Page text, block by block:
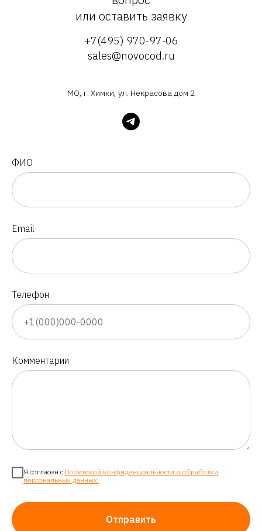
или оставить заявку
+7(495) 970-97-06
sales@novocod.ru
МО, г. Химки, ул. Некрасова дом 2
ФИО
Email
Телефон
Комментарии
Я согласен с Политикой конфиденциальности и обработки
персональных данных.
Отправить